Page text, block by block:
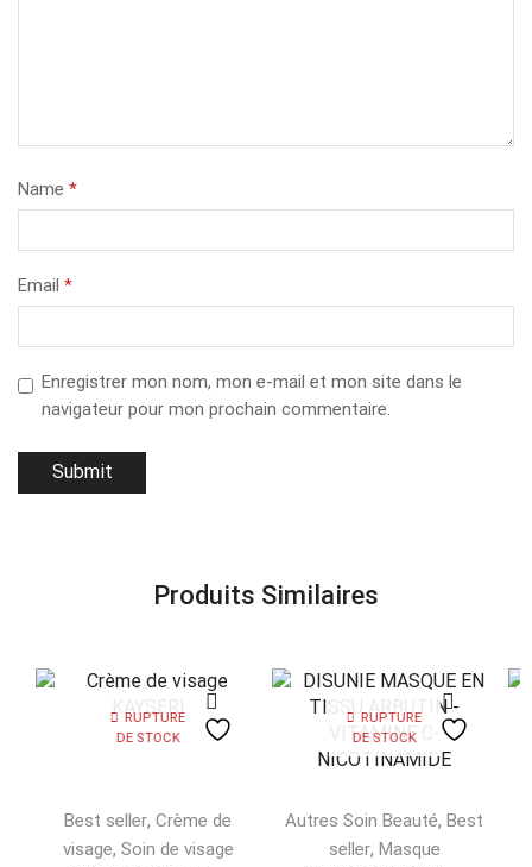
Name *
Email *
Enregistrer mon nom, mon e-mail et mon site dans le
navigateur pour mon prochain commentaire.
Produits Similaires
RUPTURE
DE STOCK
Best seller, Crème de
visage, Soin de visage
RUPTURE
DE STOCK
Autres Soin Beauté, Best
seller, Masque